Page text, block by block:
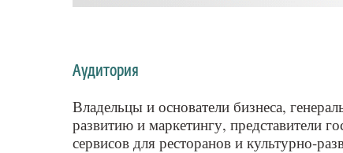
Аудитория
Владельцы и основатели бизнеса,
развитию и маркетингу, представители
сервисов для ресторанов и культурно-